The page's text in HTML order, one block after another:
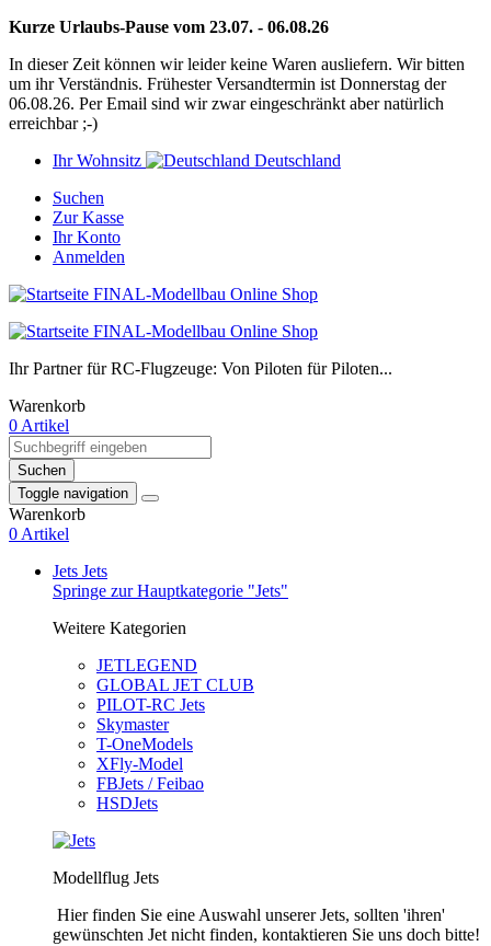
Kurze Urlaubs-Pause vom 23.07. - 06.08.26
In dieser Zeit können wir leider keine Waren ausliefern. Wir bitten
um ihr Verständnis. Frühester Versandtermin ist Donnerstag der
06.08.26. Per Email sind wir zwar eingeschränkt aber natürlich
erreichbar ;-)
Ihr Wohnsitz
Deutschland
Suchen
Zur Kasse
Ihr Konto
Anmelden
Ihr Partner für RC-Flugzeuge: Von Piloten für Piloten...
Warenkorb
0 Artikel
Suchen
Toggle navigation
Warenkorb
0 Artikel
Jets Jets
Springe zur Hauptkategorie "Jets"
Weitere Kategorien
JETLEGEND
GLOBAL JET CLUB
PILOT-RC Jets
Skymaster
T-OneModels
XFly-Model
FBJets / Feibao
HSDJets
Modellflug Jets
Hier finden Sie eine Auswahl unserer Jets, sollten 'ihren'
gewünschten Jet nicht finden, kontaktieren Sie uns doch bitte!